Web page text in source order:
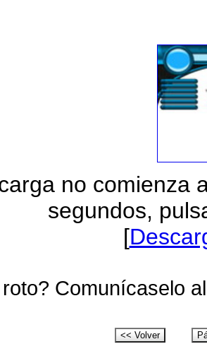
no comienza
segundos,
[
Comunícaselo